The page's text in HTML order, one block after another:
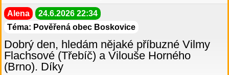
Alena
24.6.2026 22:34
Téma: Pověřená obec Boskovice
Dobrý den, hledám nějaké příbuzné Vilmy
Flachsové (Třebíč) a Vilouše Horného
(Brno). Díky